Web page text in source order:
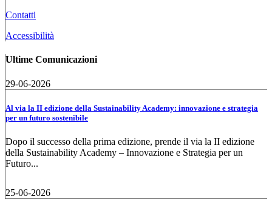
Contatti
Accessibilità
Ultime Comunicazioni
29-06-2026
Al via la II edizione della Sustainability Academy: innovazione e strategia
per un futuro sostenibile
Dopo il successo della prima edizione, prende il via la II edizione
della Sustainability Academy – Innovazione e Strategia per un
Futuro...
25-06-2026